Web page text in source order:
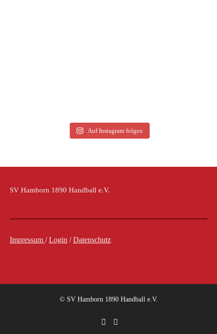
Auf Instagram folgen
SV Hamborn 1890 Handball e.V.
Impressum /Login /Datenschutz
© SV Hamborn 1890 Handball e.V.